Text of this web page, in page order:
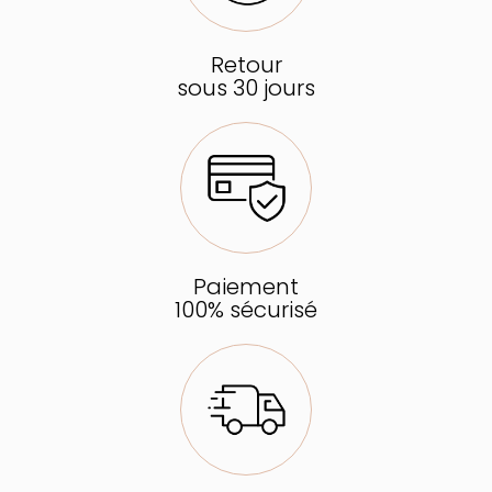
Retour
sous 30 jours
Paiement
100% sécurisé